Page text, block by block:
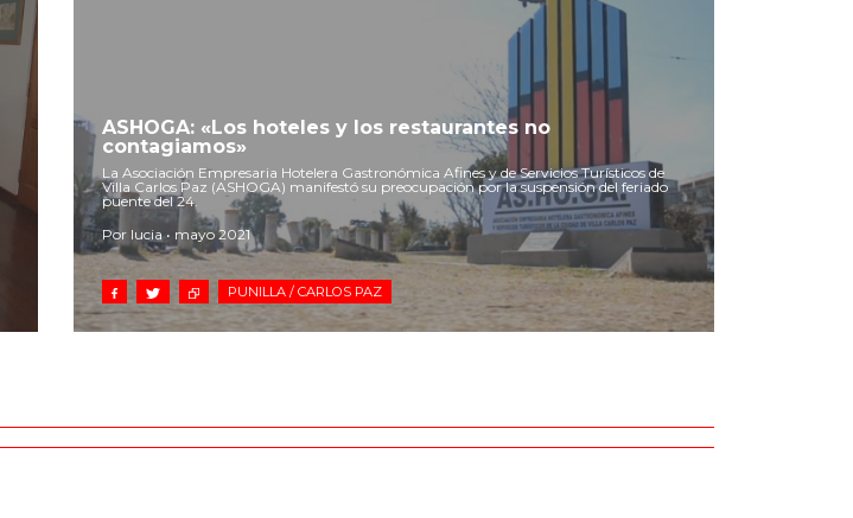
ASHOGA: «Los hoteles y los restaurantes no
contagiamos»
La Asociación Empresaria Hotelera Gastronómica Afines y de Servicios Turísticos de
Villa Carlos Paz (ASHOGA) manifestó su preocupación por la suspensión del feriado
puente del 24.
Por lucia • mayo 2021
PUNILLA / CARLOS PAZ